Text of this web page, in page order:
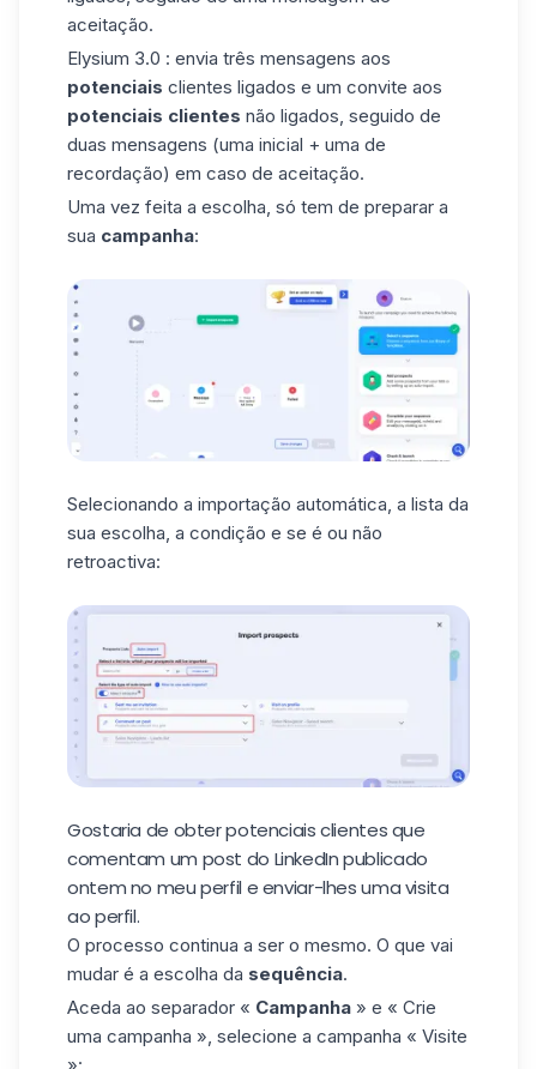
aceitação.
Elysium 3.0 : envia três mensagens aos
potenciais clientes ligados e um convite aos
potenciais clientes não ligados, seguido de
duas mensagens (uma inicial + uma de
recordação) em caso de aceitação.
Uma vez feita a escolha, só tem de preparar a
sua campanha:
Selecionando a importação automática, a lista da
sua escolha, a condição e se é ou não
retroactiva:
Gostaria de obter potenciais clientes que
comentam um post do LinkedIn publicado
ontem no meu perfil e enviar-lhes uma visita
ao perfil.
O processo continua a ser o mesmo. O que vai
mudar é a escolha da sequência.
Aceda ao separador « Campanha » e « Crie
uma campanha », selecione a campanha « Visite